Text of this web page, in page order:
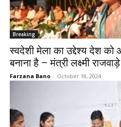
Breaking
स्वदेशी मेला का उद्देश्य देश
बनाना है – मंत्री लक्ष्मी राजवाड़े
Farzana Bano - October 18, 2024